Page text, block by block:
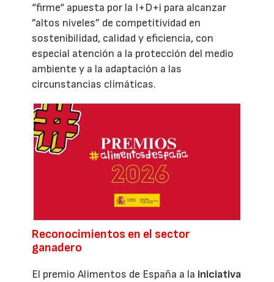
“firme“ apuesta por la I+D+i para alcanzar
”altos niveles” de competitividad en
sostenibilidad, calidad y eficiencia, con
especial atención a la protección del medio
ambiente y a la adaptación a las
circunstancias climáticas.
Reconocimientos en el sector
ganadero
El premio Alimentos de España a la iniciativa